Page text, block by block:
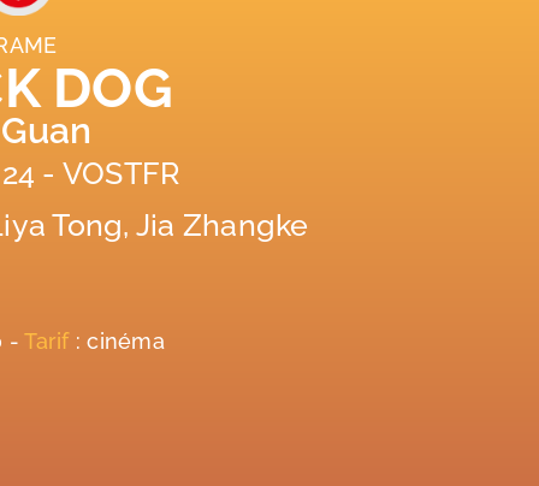
DOG
- VOSTFR
Tong, Jia Zhangke
-Tarif : cinéma